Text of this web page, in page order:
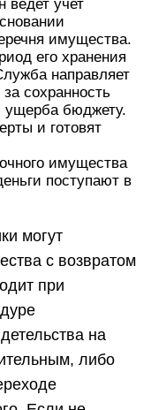
ведет учет
имущества.
его хранения
направляет
сохранность
ущерба бюджету.
и готовят
имущества
поступают в
могут
с возвратом
при
на
либо